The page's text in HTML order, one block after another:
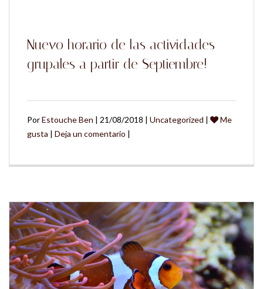
Nuevo horario de las actividades
grupales a partir de Septiembre!
PorEstouche Ben | 21/08/2018 | Uncategorized |
Me
gusta | Deja un comentario |